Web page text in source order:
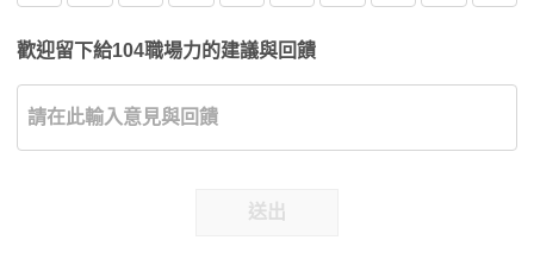
歡迎留下給104職場力的建議與回饋
送出